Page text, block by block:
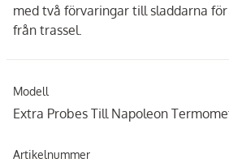
med två förvaringar till sladdarna
från trassel.
Modell
Extra Probes Till Napoleon
Artikelnummer